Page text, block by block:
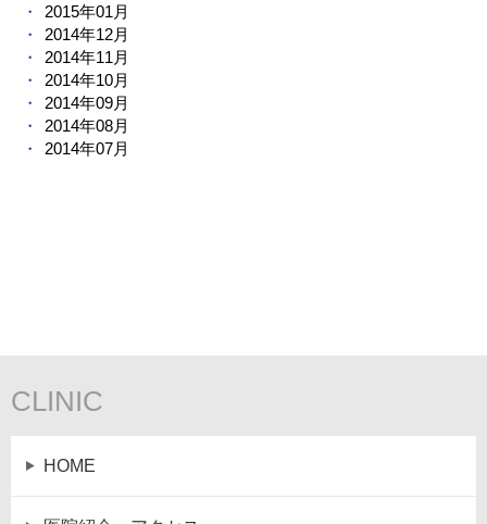
2015年01月
2014年12月
2014年11月
2014年10月
2014年09月
2014年08月
2014年07月
CLINIC
HOME